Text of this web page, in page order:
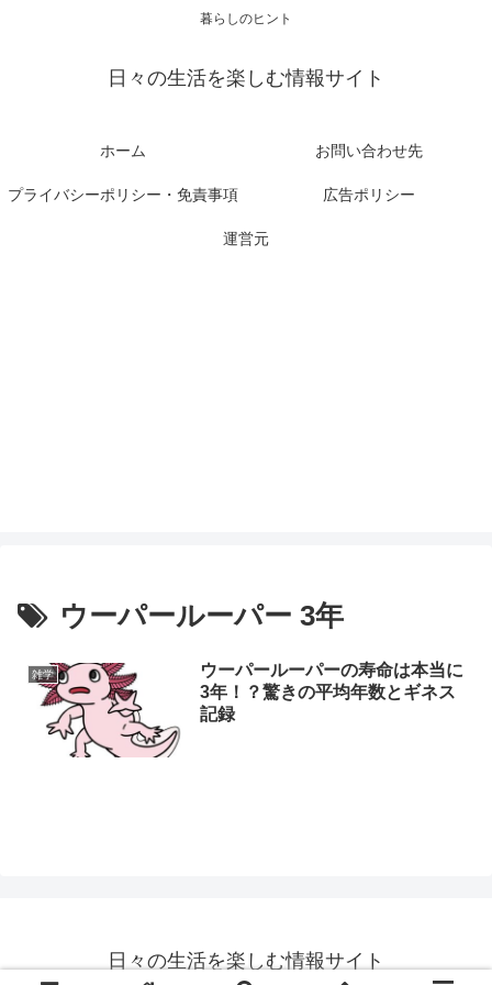
暮らしのヒント
日々の生活を楽しむ情報サイト
ホーム お問い合わせ先
プライバシーポリシー・免責事項 広告ポリシー
運営元
ウーパールーパー 3年
雑学
ウーパールーパーの寿命は本当に
3年！？驚きの平均年数とギネス
記録
日々の生活を楽しむ情報サイト